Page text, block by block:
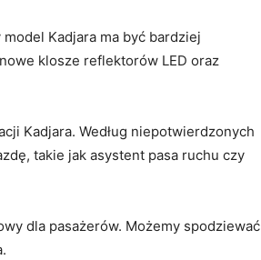
Kadjara‍ ma być bardziej
klosze reflektorów LED‍ oraz
Kadjara. Według niepotwierdzonych‌
takie ‍jak⁤ asystent pasa ruchu czy
dla pasażerów. Możemy spodziewać